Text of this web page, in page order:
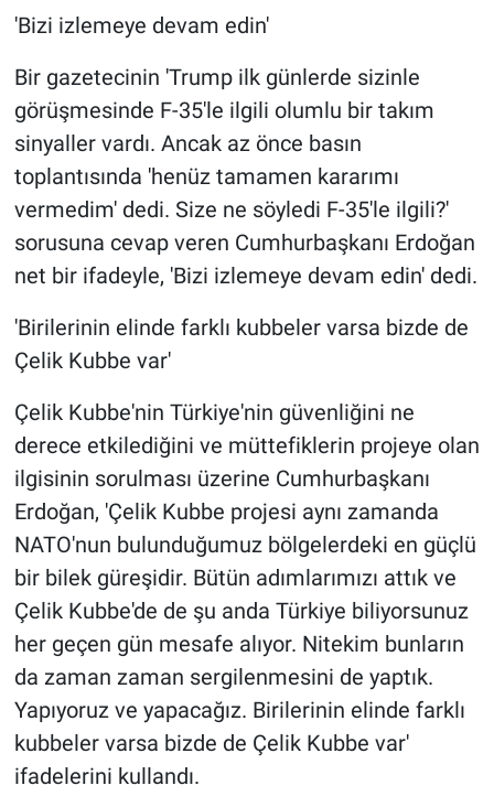
'Bizi izlemeye devam edin'
Bir gazetecinin 'Trump ilk günlerde sizinle
görüşmesinde F-35'le ilgili olumlu bir takım
sinyaller vardı. Ancak az önce basın
toplantısında 'henüz tamamen kararımı
vermedim' dedi. Size ne söyledi F-35'le ilgili?'
sorusuna cevap veren Cumhurbaşkanı Erdoğan
net bir ifadeyle, 'Bizi izlemeye devam edin' dedi.
'Birilerinin elinde farklı kubbeler varsa bizde de
Çelik Kubbe var'
Çelik Kubbe'nin Türkiye'nin güvenliğini ne
derece etkilediğini ve müttefiklerin projeye olan
ilgisinin sorulması üzerine Cumhurbaşkanı
Erdoğan, 'Çelik Kubbe projesi aynı zamanda
NATO'nun bulunduğumuz bölgelerdeki en güçlü
bir bilek güreşidir. Bütün adımlarımızı attık ve
Çelik Kubbe'de de şu anda Türkiye biliyorsunuz
her geçen gün mesafe alıyor. Nitekim bunların
da zaman zaman sergilenmesini de yaptık.
Yapıyoruz ve yapacağız. Birilerinin elinde farklı
kubbeler varsa bizde de Çelik Kubbe var'
ifadelerini kullandı.